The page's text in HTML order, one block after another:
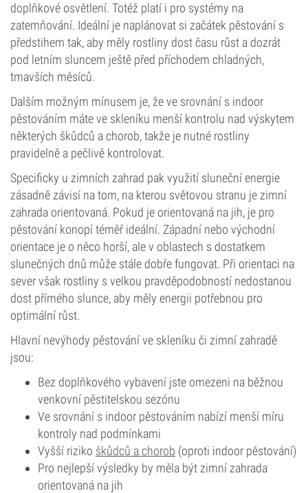
doplňkové osvětlení. Totéž platí i pro systémy na
zatemňování. Ideální je naplánovat si začátek pěstování s
předstihem tak, aby měly rostliny dost času růst a dozrát
pod letním sluncem ještě před příchodem chladných,
tmavších měsíců.
Dalším možným mínusem je, že ve srovnání s indoor
pěstováním máte ve skleníku menší kontrolu nad výskytem
některých škůdců a chorob, takže je nutné rostliny
pravidelně a pečlivě kontrolovat.
Specificky u zimních zahrad pak využití sluneční energie
zásadně závisí na tom, na kterou světovou stranu je zimní
zahrada orientovaná. Pokud je orientovaná na jih, je pro
pěstování konopí téměř ideální. Západní nebo východní
orientace je o něco horší, ale v oblastech s dostatkem
slunečných dnů může stále dobře fungovat. Při orientaci na
sever však rostliny s velkou pravděpodobností nedostanou
dost přímého slunce, aby měly energii potřebnou pro
optimální růst.
Hlavní nevýhody pěstování ve skleníku či zimní zahradě
jsou:
Bez doplňkového vybavení jste omezeni na běžnou
venkovní pěstitelskou sezónu
Ve srovnání s indoor pěstováním nabízí menší míru
kontroly nad podmínkami
Vyšší riziko škůdců a chorob (oproti indoor pěstování)
Pro nejlepší výsledky by měla být zimní zahrada
orientovaná na jih